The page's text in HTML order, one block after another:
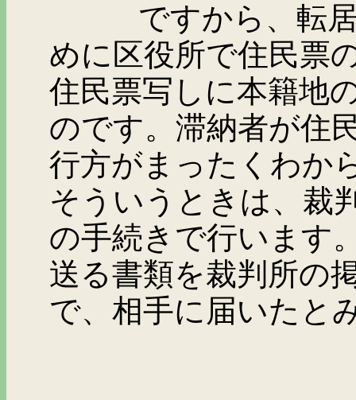
ですから、転居先
めに区役所で住民票
住民票写しに本籍地
のです。滞納者が住
行方がまったくわか
そういうときは、裁
の手続きで行います
送る書類を裁判所の
で、相手に届いたと